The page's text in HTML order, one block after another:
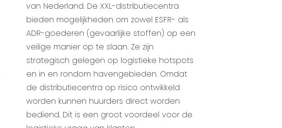
van Nederland. De XXL-distributiecentra
bieden mogelijkheden om zowel ESFR- als
ADR-goederen (gevaarlijke stoffen) op een
veilige manier op te slaan. Ze zijn
strategisch gelegen op logistieke hotspots
en in en rondom havengebieden. Omdat
de distributiecentra op risico ontwikkeld
worden kunnen huurders direct worden
bediend. Dit is een groot voordeel voor de